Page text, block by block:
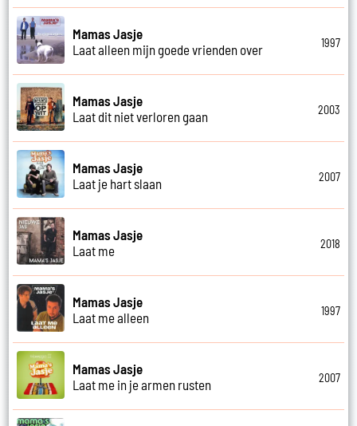
Mamas Jasje
Laat alleen mijn goede vrienden over
1997
Mamas Jasje
Laat dit niet verloren gaan
2003
Mamas Jasje
Laat je hart slaan
2007
Mamas Jasje
Laat me
2018
Mamas Jasje
Laat me alleen
1997
Mamas Jasje
Laat me in je armen rusten
2007